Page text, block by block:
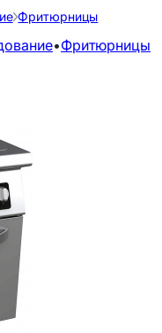
Фритюрницы
•Фритюрницы